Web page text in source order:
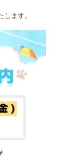
ます。